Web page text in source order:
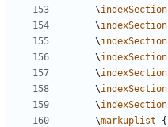
\indexSection
\indexSection
\indexSection
\indexSection
\indexSection
\indexSection
\indexSection
\markuplist
{